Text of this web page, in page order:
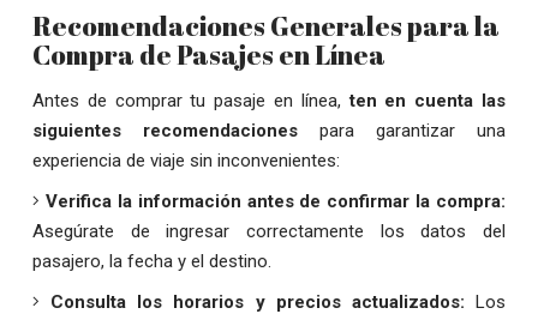
Recomendaciones Generales para la
Compra de Pasajes en Línea
Antes de comprar tu pasaje en línea,ten en cuenta las
siguientes recomendaciones para garantizar una
experiencia de viaje sin inconvenientes:
Verifica la información antes de confirmar la compra:
Asegúrate de ingresar correctamente los datos del
pasajero, la fecha y el destino.
Consulta los horarios y precios actualizados: Los